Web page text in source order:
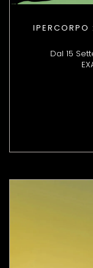
IPERCORPO
Dal 15